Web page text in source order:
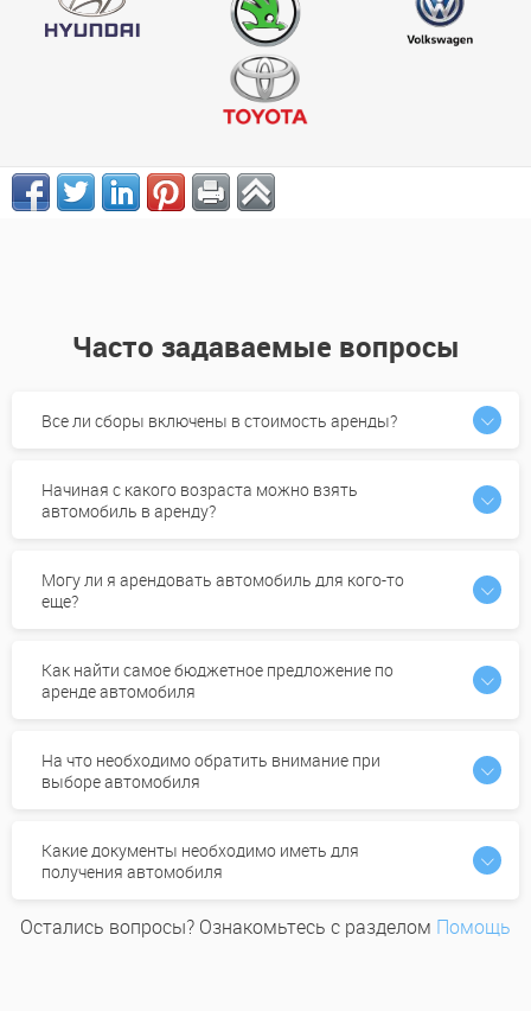
Часто задаваемые вопросы
Все ли сборы включены в стоимость аренды?
Начиная с какого возраста можно взять
автомобиль в аренду?
Могу ли я арендовать автомобиль для кого-то
еще?
Как найти самое бюджетное предложение по
аренде автомобиля
На что необходимо обратить внимание при
выборе автомобиля
Какие документы необходимо иметь для
получения автомобиля
Остались вопросы? Ознакомьтесь с разделом Помощь